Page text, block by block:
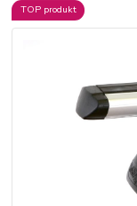
TOP produkt